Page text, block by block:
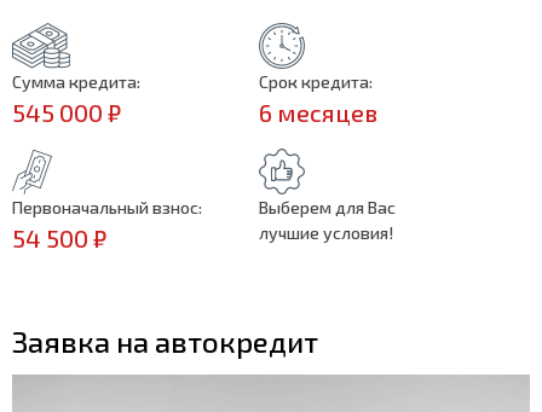
Сумма кредита:
545 000 ₽
Срок кредита:
6 месяцев
Первоначальный взнос:
54 500 ₽
Выберем для Вас
лучшие условия!
Заявка на автокредит